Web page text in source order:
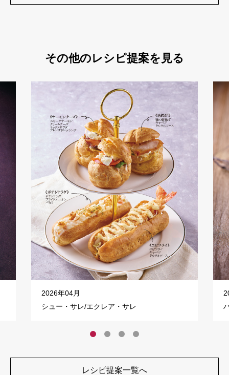
その他のレシピ提案を見る
2026年04月
シュー・サレ/エクレア・サレ
レシピ提案一覧へ